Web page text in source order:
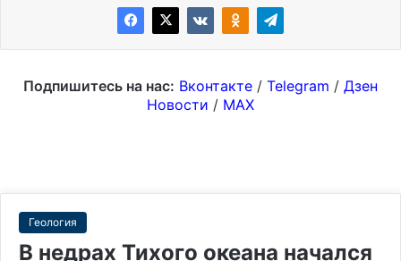
Подпишитесь на нас: Вконтакте / Telegram / Дзен
Новости / MAX